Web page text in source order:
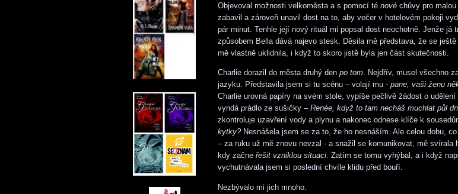
Objevoval možnosti velkoměsta a s pomocí té nové chůvy pro
zabavil a zároveň unavil dost na to, aby večer v hotelovém pokoji
pár minut. Tenhle její nový rituál mi popsal dost neochotně. Jenže já
způsobem Bella dává najevo stesk. Děsila mě představa, že se
mě vlastně uklidnila, i když to skoro jistě byla jen část skutečnosti.
Charlie dorazil do města druhý den po tom. Nejdřív, musel všechno
jazyku. Představila jsem si tu scénu – volají mu - pane, vaši ženu
Charlie urovná papíry na svém stole, vypíše pečlivě žádost o
vyndá prádlo ze sušičky – Renée, když to tam necháš muchlat půl
zkontroluje uzavření vody a plynu a nakonec odnese klíče k
kytky? Nesnášela jsem se za to, že ho nesnáším. Ale celou dobu,
– za ruku už mě znovu nevzal - a snažil se komunikovat, mě svírala
kdy začne řešit vzniklou situaci. Zatím se tomu vyhýbal, a i když
vychutnávala jsem si poslední chvíle klidu před bouří.
Nezbývalo mi jich mnoho.